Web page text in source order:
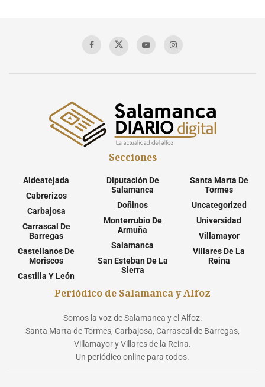
Secciones
Aldeatejada
Cabrerizos
Carbajosa
Carrascal De
Barregas
Castellanos De
Moriscos
Castilla Y León
Diputación De
Salamanca
Doñinos
Monterrubio De
Armuña
Salamanca
San Esteban De La
Sierra
Santa Marta De
Tormes
Uncategorized
Universidad
Villamayor
Villares De La
Reina
Periódico de Salamanca y Alfoz
Somos la voz de Salamanca y el Alfoz.
Santa Marta de Tormes, Carbajosa, Carrascal de Barregas,
Villamayor y Villares de la Reina.
Un periódico online para todos.